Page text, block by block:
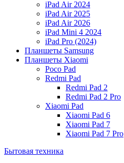
iPad Air 2024
iPad Air 2025
iPad Air 2026
iPad Mini 4 2024
iPad Pro (2024)
Планшеты Samsung
Планшеты Xiaomi
Poco Pad
Redmi Pad
Redmi Pad 2
Redmi Pad 2 Pro
Xiaomi Pad
Xiaomi Pad 6
Xiaomi Pad 7
Xiaomi Pad 7 Pro
Бытовая техника